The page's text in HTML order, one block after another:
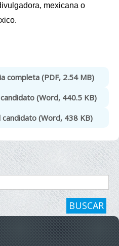
mexicana o
completa (PDF, 2.54 MB)
(Word, 440.5 KB)
(Word, 438 KB)
BUSCAR